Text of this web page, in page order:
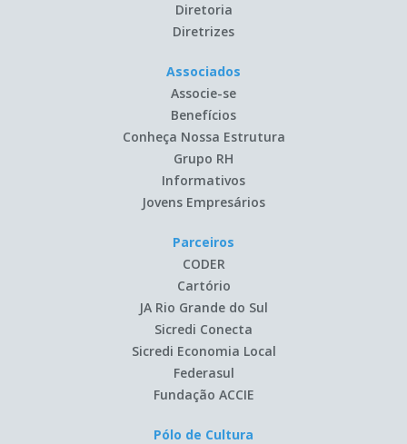
Diretoria
Diretrizes
Associados
Associe-se
Benefícios
Conheça Nossa Estrutura
Grupo RH
Informativos
Jovens Empresários
Parceiros
CODER
Cartório
JA Rio Grande do Sul
Sicredi Conecta
Sicredi Economia Local
Federasul
Fundação ACCIE
Pólo de Cultura